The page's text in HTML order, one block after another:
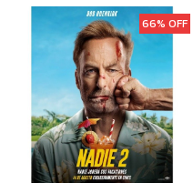
66% OFF